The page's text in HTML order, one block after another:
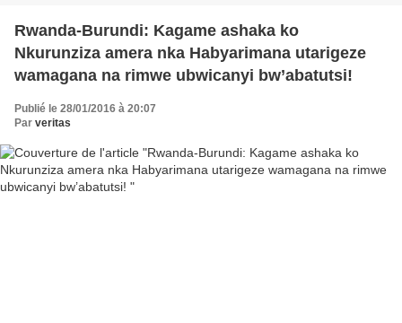
Rwanda-Burundi: Kagame ashaka ko
Nkurunziza amera nka Habyarimana utarigeze
wamagana na rimwe ubwicanyi bw’abatutsi!
Publié le 28/01/2016 à 20:07
Par veritas